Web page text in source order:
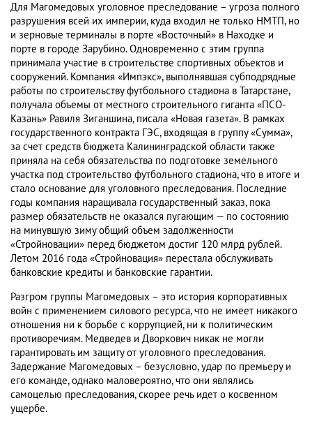
Для Магомедовых уголовное преследование – угроза полного
разрушения всей их империи, куда входил не только НМТП, но
и зерновые терминалы в порте «Восточный» в Находке и
порте в городе Зарубино. Одновременно с этим группа
принимала участие в строительстве спортивных объектов и
сооружений. Компания «Импэкс», выполнявшая субподрядные
работы по строительству футбольного стадиона в Татарстане,
получала объемы от местного строительного гиганта «ПСО-
Казань» Равиля Зиганшина, писала «Новая газета». В рамках
государственного контракта ГЭС, входящая в группу «Сумма»,
за счет средств бюджета Калининградской области также
приняла на себя обязательства по подготовке земельного
участка под строительство футбольного стадиона, что в итоге и
стало основание для уголовного преследования. Последние
годы компания наращивала государственный заказ, пока
размер обязательств не оказался пугающим — по состоянию
на минувшую зиму общий объем задолженности
«Стройновации» перед бюджетом достиг 120 млрд рублей.
Летом 2016 года «Стройновация» перестала обслуживать
банковские кредиты и банковские гарантии.
Разгром группы Магомедовых – это история корпоративных
войн с применением силового ресурса, что не имеет никакого
отношения ни к борьбе с коррупцией, ни к политическим
противоречиям. Медведев и Дворкович никак не могли
гарантировать им защиту от уголовного преследования.
Задержание Магомедовых – безусловно, удар по премьеру и
его команде, однако маловероятно, что они являлись
самоцелью преследования, скорее речь идет о косвенном
ущербе.